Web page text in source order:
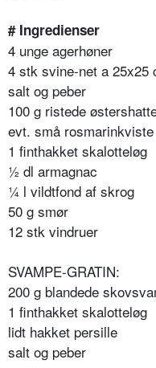
# Ingredienser
4 unge agerhøner
4 stk svine-net a 25x25
salt og peber
100 g ristede
evt. små rosmarinkviste
1 finthakket skalotteløg
½ dl armagnac
¼ l vildtfond af skrog
50 g smør
12 stk vindruer
SVAMPE-GRATIN:
200 g blandede
1 finthakket skalotteløg
lidt hakket persille
salt og peber